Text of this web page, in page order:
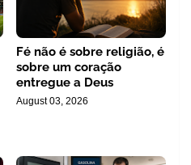
Fé não é sobre religião, é
sobre um coração
entregue a Deus
August 03, 2026